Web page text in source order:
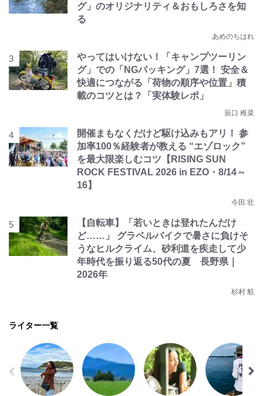
グ」のオリジナリティ＆おもしろさを知
る
あめのちはれ
やってはいけない！「キャンプツーリン
グ」での「NGパッキング」7選！ 安全＆
快適につながる「荷物の順序や位置」積
載のコツとは？「実体験レポ」
辰口 稚菜
開催まもなくだけど駆け込みもアリ！ 参
加率100％経験者が教える “エゾロック”
を最大限楽しむコツ【RISING SUN
ROCK FESTIVAL 2026 in EZO・8/14～
16】
今田 壮
【自転車】「若いときは登れたんだけ
ど……」 グラベルバイクで暑さに負けそ
うなヒルクライム、砂利道を疾走して少
年時代を振り返る50代の夏 長野県｜
2026年
杉村 航
ライター一覧